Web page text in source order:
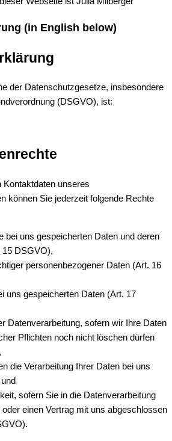
(in English below)
der Datenschutzgesetze, insbesondere
(DSGVO), ist:
Kontaktdaten unseres
können Sie jederzeit folgende Rechte
bei uns gespeicherten Daten und deren
15 DSGVO),
personenbezogener Daten (Art. 16
uns gespeicherten Daten (Art. 17
Datenverarbeitung, sofern wir Ihre Daten
Pflichten noch nicht löschen dürfen
die Verarbeitung Ihrer Daten bei uns
sofern Sie in die Datenverarbeitung
oder einen Vertrag mit uns abgeschlossen